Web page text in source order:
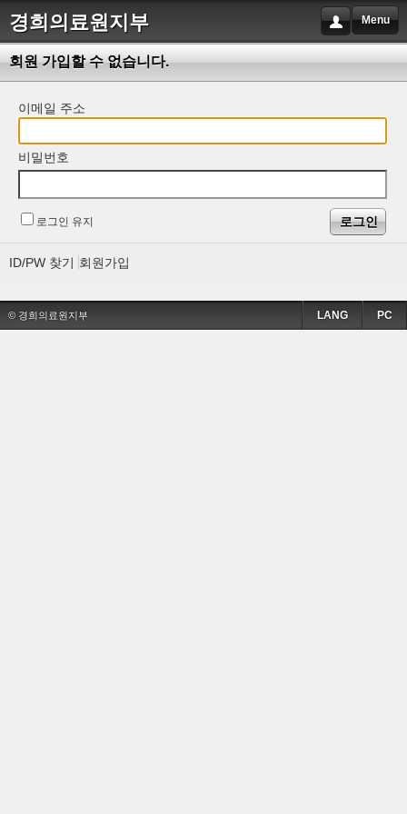
경희의료원지부 Menu
회원 가입할 수 없습니다.
이메일 주소
비밀번호
로그인 유지
ID/PW 찾기 회원가입
© 경희의료원지부 PC
LANG